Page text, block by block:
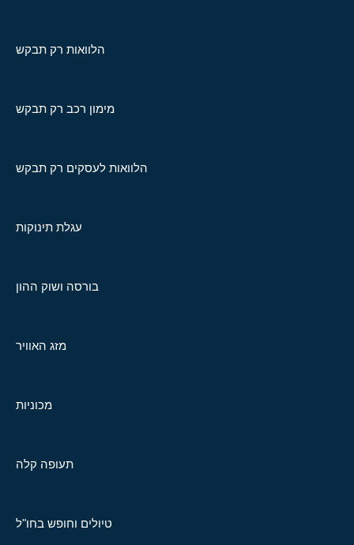
הלוואות רק תבקש
מימון רכב רק תבקש
הלוואות לעסקים רק תבקש
עגלת תינוקות
בורסה ושוק ההון
מזג האוויר
מכוניות
תעופה קלה
טיולים וחופש בחו"ל